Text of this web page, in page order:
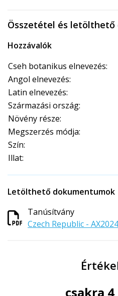
Összetétel és
Hozzávalók
Cseh botanikus elnevezés:
Angol elnevezés:
Latin elnevezés:
Származási ország:
Növény része:
Megszerzés módja:
Szín:
Illat:
Letölthető dokumentumok
Tanúsítvány
Czech Republic -
csakra